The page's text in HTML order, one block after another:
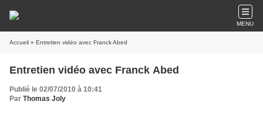
MENU
Accueil » Entretien vidéo avec Franck Abed
Entretien vidéo avec Franck Abed
Publié le 02/07/2010 à 10:41
Par Thomas Joly